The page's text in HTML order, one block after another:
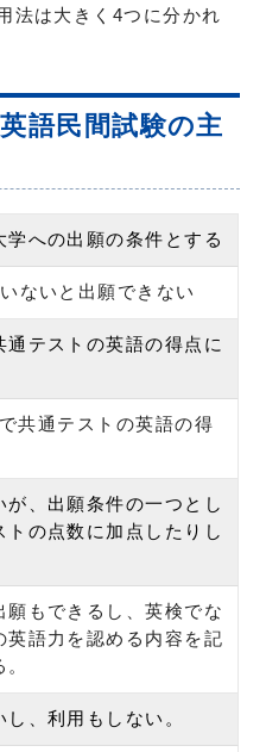
法は大きく4つに分かれ
語民間試験の主
への出願の条件とする
ないと出願できない
テストの英語の得点に
共通テストの英語の得
、出願条件の一つとし
の点数に加点したりし
もできるし、英検でな
英語力を認める内容を記
、利用もしない。